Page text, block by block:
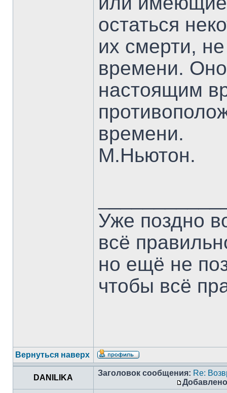
остаться
их смерти,
времени. Оно
настоящим
времени.
М.Ньютон.
Уже поздно
всё
но ещё не
чтобы всё
Вернуться наверх
DANILIKA
Заголовок сообщения: Re: